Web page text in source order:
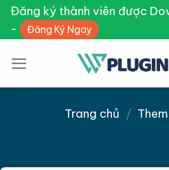
Skip
content
Đăng ký thành viên được
-
Đăng Ký Ngay
Trang chủ /